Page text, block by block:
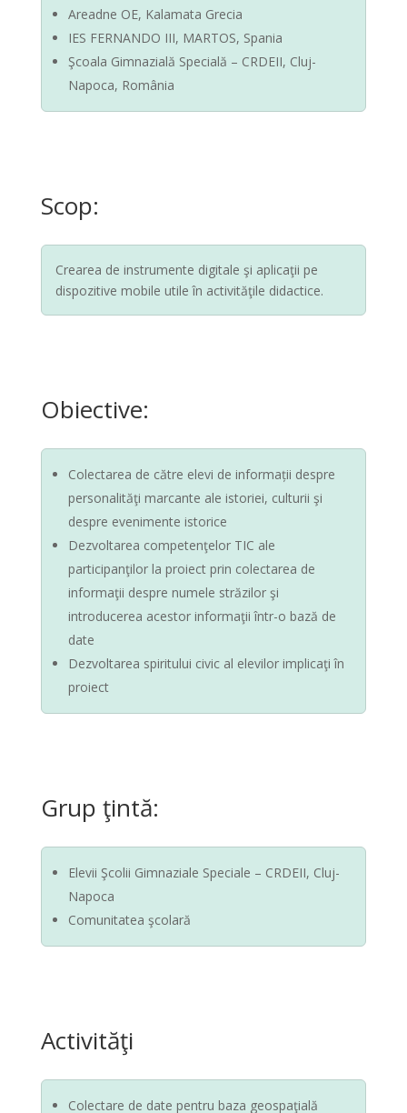
Areadne OE, Kalamata Grecia
IES FERNANDO III, MARTOS, Spania
Şcoala Gimnazială Specială – CRDEII, Cluj-
Napoca, România
Scop:
Crearea de instrumente digitale şi aplicaţii pe
dispozitive mobile utile în activităţile didactice.
Obiective:
Colectarea de către elevi de informații despre
personalităţi marcante ale istoriei, culturii şi
despre evenimente istorice
Dezvoltarea competenţelor TIC ale
participanţilor la proiect prin colectarea de
informaţii despre numele străzilor şi
introducerea acestor informaţii într-o bază de
date
Dezvoltarea spiritului civic al elevilor implicaţi în
proiect
Grup ţintă:
Elevii Şcolii Gimnaziale Speciale – CRDEII, Cluj-
Napoca
Comunitatea şcolară
Activităţi
Colectare de date pentru baza geospaţială